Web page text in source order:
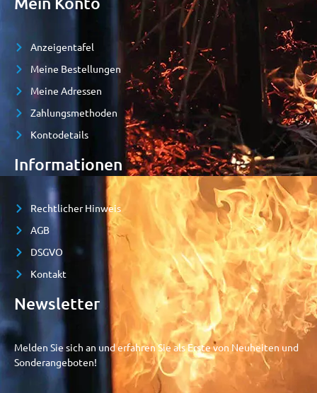
Anzeigentafel
Meine Bestellungen
Meine Adressen
Zahlungsmethoden
Kontodetails
Informationen
Rechtlicher Hinweis
AGB
DSGVO
Kontakt
Newsletter
Melden Sie sich an und erfahren Sie als Erste von Neuheiten und
Sonderangeboten!